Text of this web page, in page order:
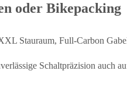
oder Bikepacking
Stauraum, Full-Carbon
Schaltpräzision auch